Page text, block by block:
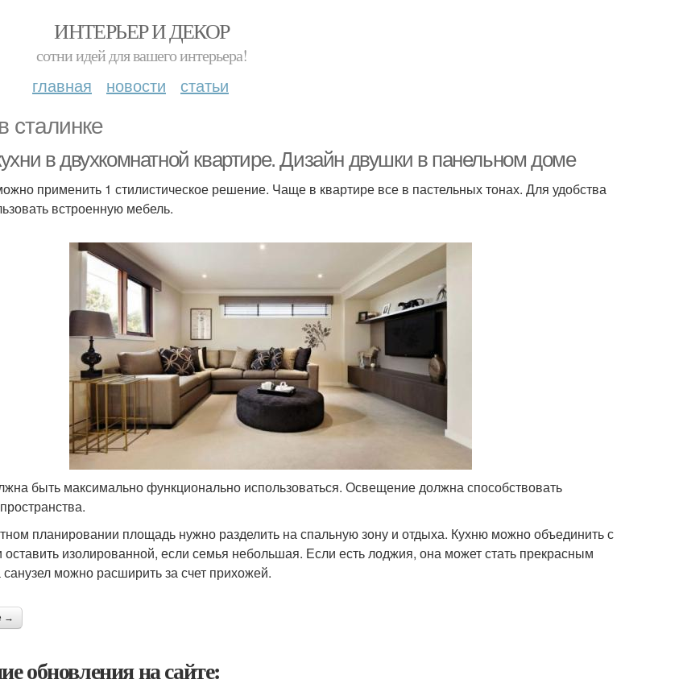
ИНТЕРЬЕР И ДЕКОР
сотни идей для вашего интерьера!
главная новости статьи
сталинке
в двухкомнатной квартире. Дизайн двушки в панельном доме
применить 1 стилистическое решение. Чаще в квартире все в пастельных тонах. Для удобства
встроенную мебель.
быть максимально функционально использоваться. Освещение должна способствовать
планировании площадь нужно разделить на спальную зону и отдыха. Кухню можно объединить с
оставить изолированной, если семья небольшая. Если есть лоджия, она может стать прекрасным
санузел можно расширить за счет прихожей.
→
обновления на сайте: